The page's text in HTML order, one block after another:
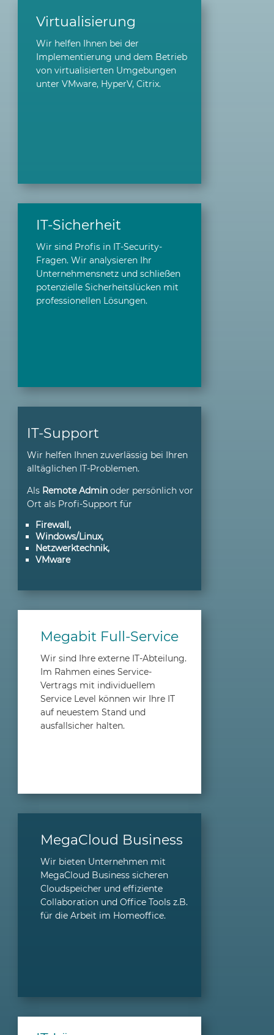
Virtualisierung
Wir helfen Ihnen bei der
Implementierung und dem Betrieb
von virtualisierten Umgebungen
unter VMware, HyperV, Citrix.
IT-Sicherheit
Wir sind Profis in IT-Security-
Fragen. Wir analysieren Ihr
Unternehmensnetz und schließen
potenzielle Sicherheitslücken mit
professionellen Lösungen.
IT-Support
Wir helfen Ihnen zuverlässig bei Ihren
alltäglichen IT-Prob­lemen.
Als Remote Admin oder persönlich vor
Ort als Profi-Support für
Firewall,
Windows/Linux,
Netzwerktechnik,
VMware
Megabit Full-Service
Wir sind Ihre externe IT-Abteilung.
Im Rahmen eines Service-
Vertrags mit individuellem
Service Level können wir Ihre IT
auf neuestem Stand und
ausfallsicher halten.
MegaCloud Business
Wir bieten Unternehmen mit
MegaCloud Business sicheren
Cloudspeicher und effiziente
Collaboration und Office Tools z.B.
für die Arbeit im Homeoffice.